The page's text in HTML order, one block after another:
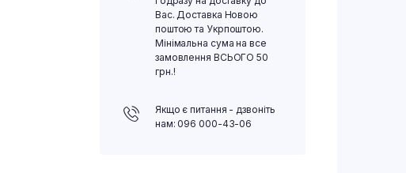
Вас. Доставка Новою
поштою та Укрпоштою.
Мінімальна сума на все
замовлення ВСЬОГО 50
грн.!
Якщо є питання - дзвоніть
нам: 096 000-43-06